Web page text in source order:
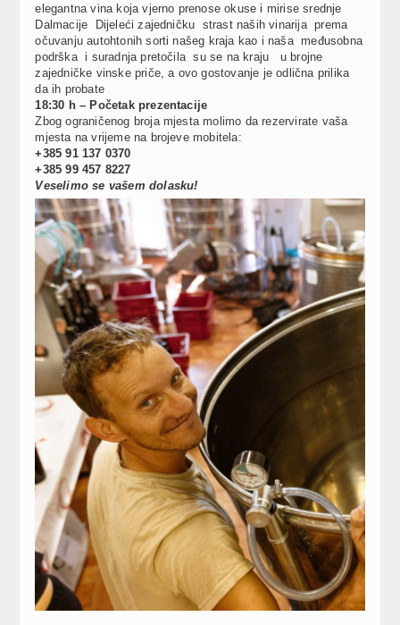
elegantna vina koja vjerno prenose okuse i mirise srednje
Dalmacije Dijeleći zajedničku strast naših vinarija prema
očuvanju autohtonih sorti našeg kraja kao i naša međusobna
podrška i suradnja pretočila su se na kraju u brojne
zajedničke vinske priče, a ovo gostovanje je odlična prilika
da ih probate
18:30 h – Početak prezentacije
Zbog ograničenog broja mjesta molimo da rezervirate vaša
mjesta na vrijeme na brojeve mobitela:
+385 91 137 0370
+385 99 457 8227
Veselimo se vašem dolasku!